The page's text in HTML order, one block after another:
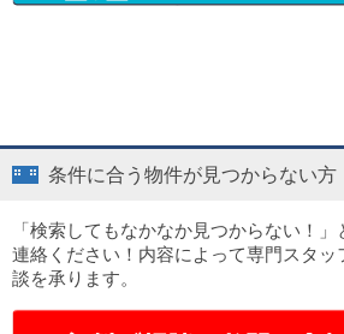
条件に合う物件が見つからない方
「検索してもなかなか見つからない！
連絡ください！内容によって専門スタッ
談を承ります。